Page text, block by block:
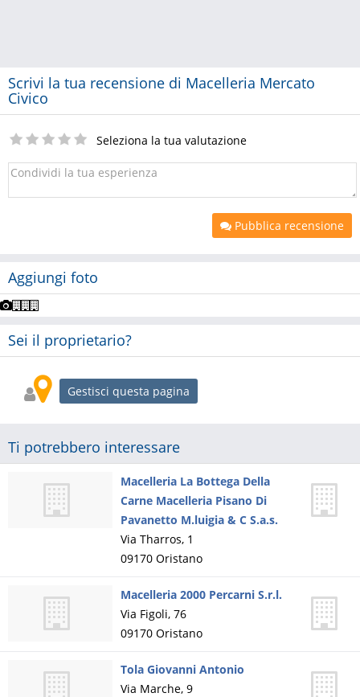
Scrivi la tua recensione di Macelleria Mercato
Civico
Seleziona la tua valutazione
Pubblica recensione
Aggiungi foto
Sei il proprietario?
Gestisci questa pagina
Ti potrebbero interessare
Macelleria La Bottega Della
Carne Macelleria Pisano Di
Pavanetto M.luigia & C S.a.s.
Via Tharros, 1
09170 Oristano
Macelleria 2000 Percarni S.r.l.
Via Figoli, 76
09170 Oristano
Tola Giovanni Antonio
Via Marche, 9